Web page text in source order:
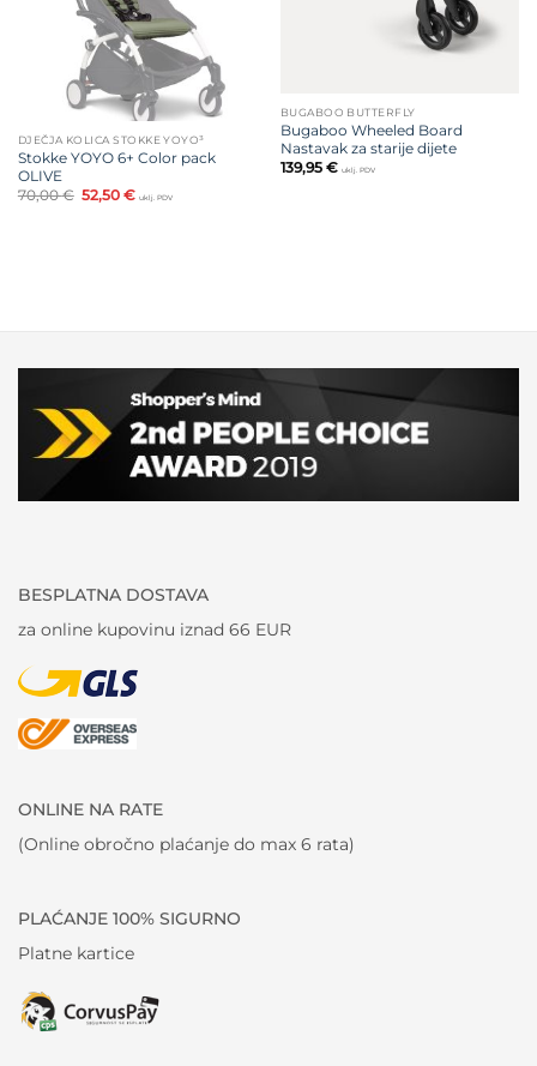
DJEČJA KOLICA STOKKE YOYO³
Stokke YOYO 6+ Color pack
OLIVE
70,00€ Izvorna
cijena
52,50€Trenutna
uklj. PDV
BUGABOO BUTTERFLY
Bugaboo Wheeled Board
Nastavak za starije dijete
139,95 € uklj. PDV
BESPLATNA DOSTAVA
za online kupovinu iznad 66 EUR
ONLINE NA RATE
(Online obročno plaćanje do max 6 rata)
PLAĆANJE 100% SIGURNO
Platne kartice